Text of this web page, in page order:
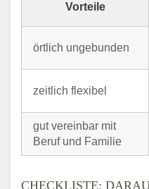
Vorteile
örtlich ungebunden
zeitlich flexibel
gut vereinbar mit
Beruf und Familie
CHECKLISTE: